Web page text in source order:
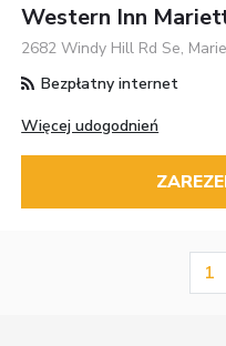
Western Inn
2682 Windy Hill Rd Se,
Bezpłatny internet
Więcej udogodnień
1